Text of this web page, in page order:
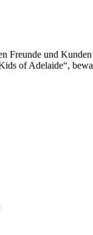
und
of Adelaide“,